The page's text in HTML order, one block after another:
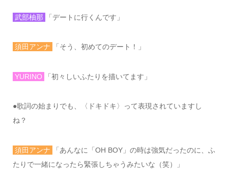
武部柚那 「デートに行くんです」
須田アンナ 「そう、初めてのデート！」
YURINO 「初々しいふたりを描いてます」
●歌詞の始まりでも、〈ドキドキ〉って表現されていますし
ね？
須田アンナ 「あんなに「OH BOY」の時は強気だったのに、ふ
たりで一緒になったら緊張しちゃうみたいな（笑）」